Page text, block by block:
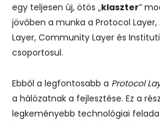
egy teljesen új, ötös „klaszter”
jövőben a munka a Protocol Layer,
Layer, Community Layer és
csoportosul.
Ebből a legfontosabb a Protocol
a hálózatnak a fejlesztése. Ez a
legkeményebb technológiai